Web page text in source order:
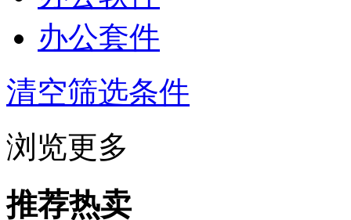
办公套件
清空筛选条件
浏览更多
推荐热卖